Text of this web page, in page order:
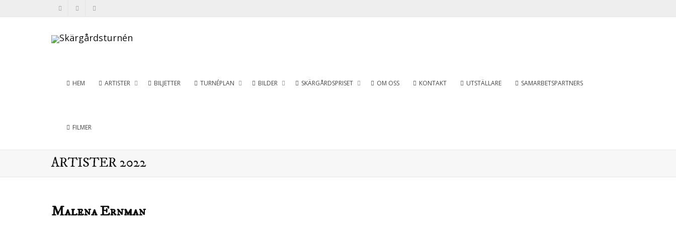
HEM ARTISTER BILJETTER TURNÉPLAN BILDER SKÄRGÅRDSPRISET OM OSS KONTAKT UTSTÄLLARE SAMARBETSPARTNERS
FILMER
ARTISTER 2022
Malena Ernman